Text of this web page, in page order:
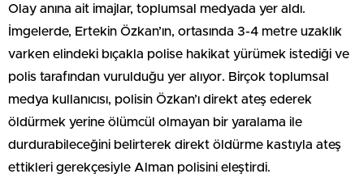
Olay anına ait imajlar, toplumsal medyada yer aldı.
İmgelerde, Ertekin Özkan’ın, ortasında 3-4 metre uzaklık
varken elindeki bıçakla polise hakikat yürümek istediği ve
polis tarafından vurulduğu yer alıyor. Birçok toplumsal
medya kullanıcısı, polisin Özkan’ı direkt ateş ederek
öldürmek yerine ölümcül olmayan bir yaralama ile
durdurabileceğini belirterek direkt öldürme kastıyla ateş
ettikleri gerekçesiyle Alman polisini eleştirdi.